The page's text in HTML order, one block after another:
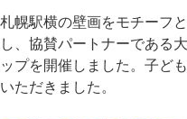
札幌駅横の壁画をモチーフ
し、協賛パートナーである
ップを開催しました。子ど
いただきました。